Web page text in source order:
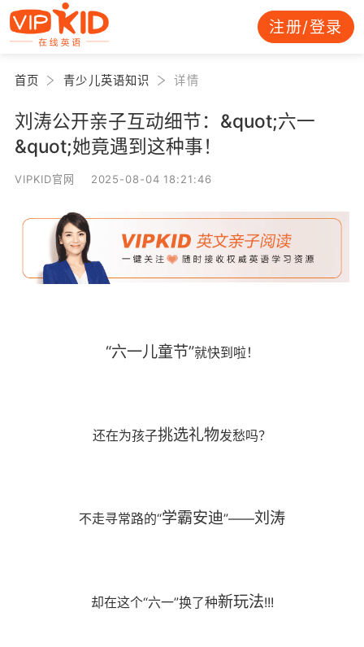
注册/登录
首页 青少儿英语知识 详情
刘涛公开亲子互动细节：&quot;六一
&quot;她竟遇到这种事！
VIPKID官网 2025-08-04 18:21:46
“六一儿童节”就快到啦！
还在为孩子挑选礼物发愁吗？
不走寻常路的“学霸安迪”——刘涛
却在这个“六一”换了种新玩法!!!